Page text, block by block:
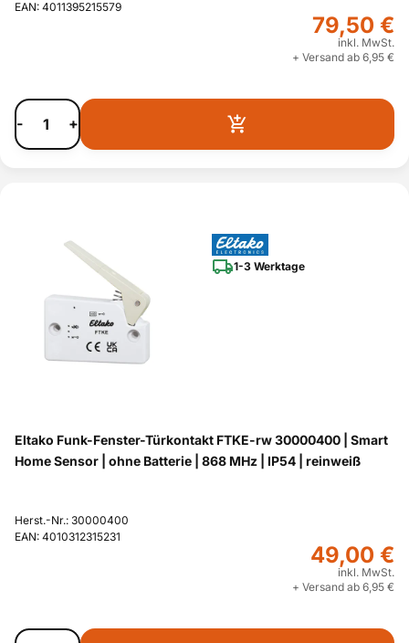
EAN: 4011395215579
79,50 €
inkl. MwSt.
+ Versand ab 6,95 €
- +
1-3 Werktage
Eltako Funk-Fenster-Türkontakt FTKE-rw 30000400 | Smart
Home Sensor | ohne Batterie | 868 MHz | IP54 | reinweiß
Herst.-Nr.: 30000400
EAN: 4010312315231
49,00 €
inkl. MwSt.
+ Versand ab 6,95 €